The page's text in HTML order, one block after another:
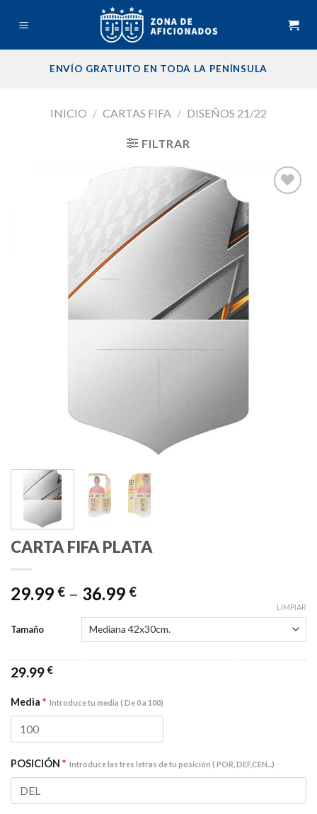
ENVÍO GRATUITO EN TODA LA PENÍNSULA
INICIO / CARTAS FIFA / DISEÑOS 21/22
FILTRAR
CARTA FIFA PLATA
29.99 € – 36.99 €
Tamaño
LIMPIAR
29.99 €
Media * Introduce tu media ( De 0 a 100)
POSICIÓN * Introduce las tres letras de tu posición ( POR, DEF,CEN...)